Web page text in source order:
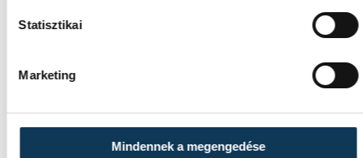
Statisztikai
Marketing
Mindennek a megengedése